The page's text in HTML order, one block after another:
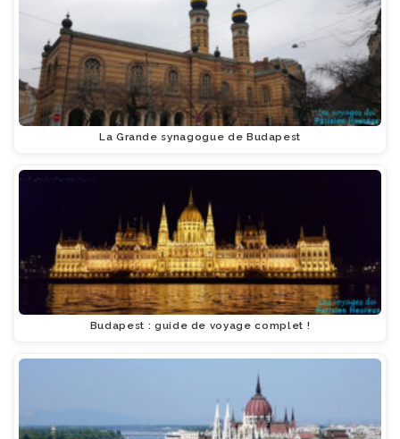
La Grande synagogue de Budapest
Budapest : guide de voyage complet !